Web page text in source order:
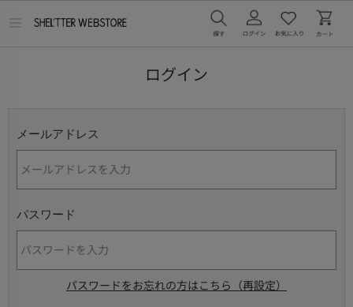
ログイン
メールアドレス
パスワード
パスワードをお忘れの方はこちら（再設定）